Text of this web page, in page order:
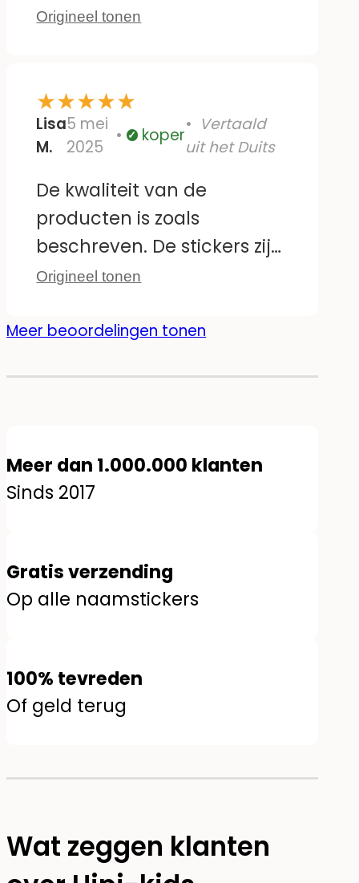
tegels bij de commode
opnieuw te plakken zonder
resten achter te laten. Het
enige minpuntje is dat
sommige van de grotere
ontwerpen dubbel
voorkomen; het zou fijner
zijn als ze in spiegelbeeld
geweldig :)
Origineel tonen
★★★★★
Lisa
M.
5 mei
2025
Geverifieerd
koper
Vertaald
uit het Duits
De kwaliteit van de
producten is zoals
beschreven. De stickers zijn
eenvoudig aan te brengen
geweldig uit! Mijn zoon
nieuw ingerichte kamer!
Origineel tonen
Meer beoordelingen tonen
Meer dan 1.000.000 klanten
Sinds 2017
Gratis verzending
Op alle naamstickers
100% tevreden
Of geld terug
Wat zeggen klanten